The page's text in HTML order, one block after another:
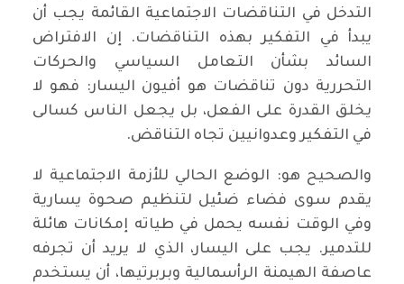
التدخل في التناقضات الاجتماعية القائمة يجب أن
يبدأ في التفكير بهذه التناقضات. إن الافتراض
السائد بشأن التعامل السياسي والحركات
التحررية دون تناقضات هو أفيون اليسار: فهو لا
يخلق القدرة على الفعل، بل يجعل الناس كسالى
في التفكير وعدوانيين تجاه التناقض.
والصحيح هو: الوضع الحالي للأزمة الاجتماعية لا
يقدم سوى فضاء ضئيل لتنظيم صحوة يسارية
وفي الوقت نفسه يحمل في طياته إمكانات هائلة
للتدمير. يجب على اليسار، الذي لا يريد أن تجرفه
عاصفة الهيمنة الرأسمالية وبربرتيها، أن يستخدم